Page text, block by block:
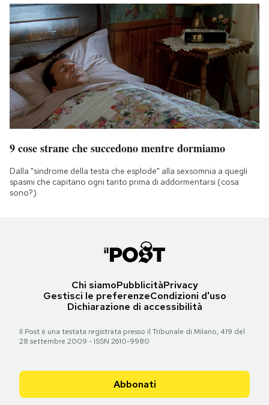
9 cose strane che succedono mentre dormiamo
Dalla "sindrome della testa che esplode" alla sexsomnia a quegli
spasmi che capitano ogni tanto prima di addormentarsi (cosa
sono?)
Chi siamoPubblicitàPrivacy
Gestisci le preferenzeCondizioni d'uso
Dichiarazione di accessibilità
Il Post è una testata registrata presso il Tribunale di Milano, 419 del
28 settembre 2009 - ISSN 2610-9980
Abbonati